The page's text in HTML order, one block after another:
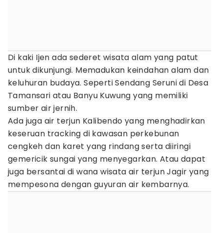
Di kaki Ijen ada sederet wisata alam yang patut
untuk dikunjungi. Memadukan keindahan alam dan
keluhuran budaya. Seperti Sendang Seruni di Desa
Tamansari atau Banyu Kuwung yang memiliki
sumber air jernih.
Ada juga air terjun Kalibendo yang menghadirkan
keseruan tracking di kawasan perkebunan
cengkeh dan karet yang rindang serta diiringi
gemericik sungai yang menyegarkan. Atau dapat
juga bersantai di wana wisata air terjun Jagir yang
mempesona dengan guyuran air kembarnya.